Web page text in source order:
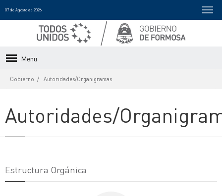
07 de Agosto de 2026
Menu
Gobierno Autoridades/Organigramas
Autoridades/
Estructura Orgánica